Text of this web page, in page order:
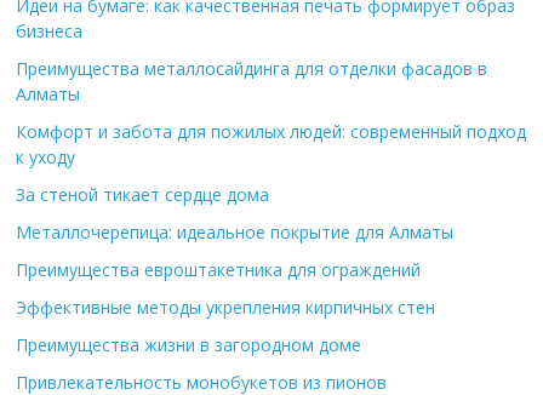
Идеи на бумаге: как качественная печать формирует образ
бизнеса
Преимущества металлосайдинга для отделки фасадов в
Алматы
Комфорт и забота для пожилых людей: современный подход
к уходу
За стеной тикает сердце дома
Металлочерепица: идеальное покрытие для Алматы
Преимущества евроштакетника для ограждений
Эффективные методы укрепления кирпичных стен
Преимущества жизни в загородном доме
Привлекательность монобукетов из пионов